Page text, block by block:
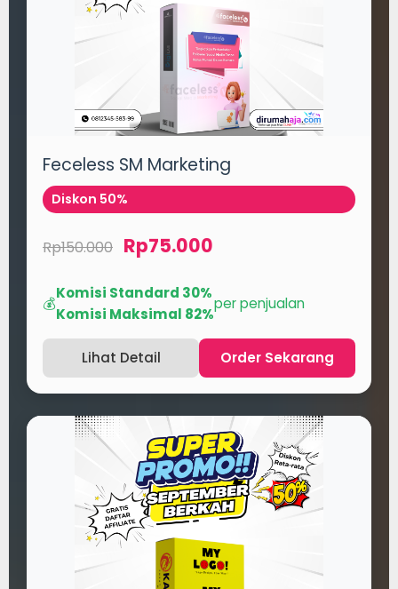
Feceless SM Marketing
Diskon 50%
Rp150.000 Rp75.000
💰
Komisi Standard 30%
Komisi Maksimal 82%
per penjualan
Lihat Detail Order Sekarang